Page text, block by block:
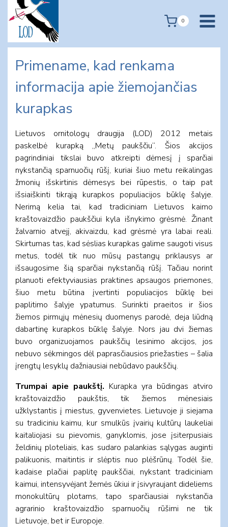
content
0
Primename, kad renkama
informacija apie žiemojančias
kurapkas
Lietuvos ornitologų draugija (LOD) 2012 metais
paskelbė kurapką „Metų paukščiu“. Šios akcijos
pagrindiniai tikslai buvo atkreipti dėmesį į sparčiai
nykstančią sparnuočių rūšį, kuriai šiuo metu reikalingas
žmonių išskirtinis dėmesys bei rūpestis, o taip pat
išsiaiškinti tikrąją kurapkos populiacijos būklę šalyje.
Nerimą kelia tai, kad tradiciniam Lietuvos kaimo
kraštovaizdžio paukščiui kyla išnykimo grėsmė. Žinant
žalvarnio atvejį, akivaizdu, kad grėsmė yra labai reali.
Skirtumas tas, kad sėslias kurapkas galime saugoti visus
metus, todėl tik nuo mūsų pastangų priklausys ar
išsaugosime šią sparčiai nykstančią rūšį. Tačiau norint
planuoti efektyviausias praktines apsaugos priemones,
šiuo metu būtina įvertinti populiacijos būklę bei
paplitimo šalyje ypatumus. Surinkti praeitos ir šios
žiemos pirmųjų mėnesių duomenys parodė, deja liūdną
dabartinę kurapkos būklę šalyje. Nors jau dvi žiemas
buvo organizuojamos paukščių lesinimo akcijos, jos
nebuvo sėkmingos dėl paprasčiausios priežasties – šalia
įrengtų lesyklų dažniausiai nebūdavo paukščių.
Trumpai apie paukštį. Kurapka yra būdingas atviro
kraštovaizdžio paukštis, tik žiemos mėnesiais
užklystantis į miestus, gyvenvietes. Lietuvoje ji siejama
su tradiciniu kaimu, kur smulkūs įvairių kultūrų laukeliai
kaitaliojasi su pievomis, ganyklomis, jose įsiterpusiais
želdinių ploteliais, kas sudaro palankias sąlygas auginti
palikuonis, maitintis ir slėptis nuo plėšrūnų. Todėl šie,
kadaise plačiai paplitę paukščiai, nykstant tradiciniam
kaimui, intensyvėjant žemės ūkiui ir įsivyraujant dideliems
monokultūrų plotams, tapo sparčiausiai nykstančia
agrarinio kraštovaizdžio sparnuočių rūšimi ne tik
Lietuvoje, bet ir Europoje.